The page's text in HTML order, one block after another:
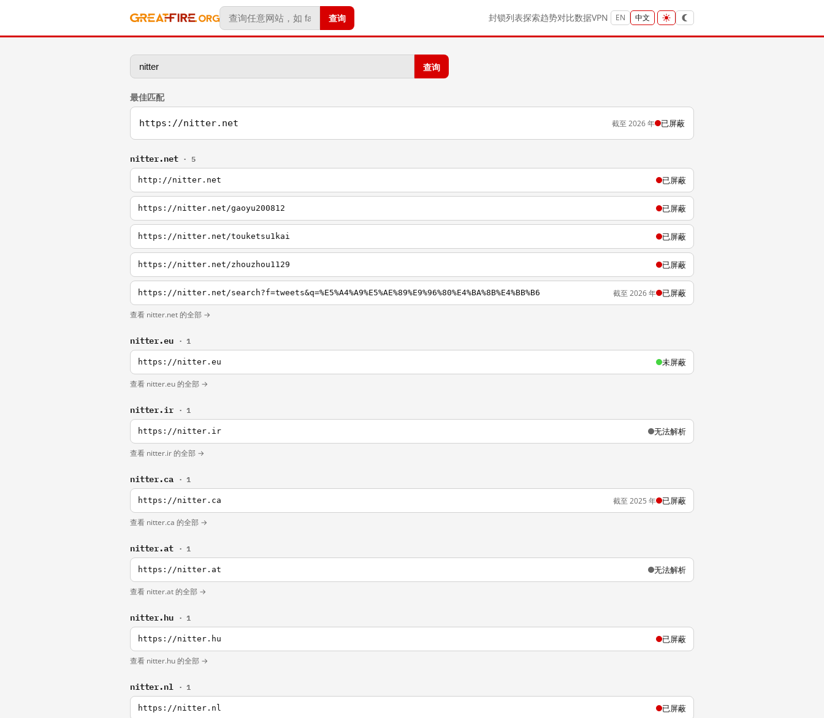
查询 封锁列表探索趋势对比数据VPN EN 中文
查询
最佳匹配
https://nitter.net 截至 2026 年 已屏蔽
nitter.net · 5
http://nitter.net 已屏蔽
https://nitter.net/gaoyu200812 已屏蔽
https://nitter.net/touketsu1kai 已屏蔽
https://nitter.net/zhouzhou1129 已屏蔽
https://nitter.net/search?f=tweets&q=%E5%A4%A9%E5%AE%89%E9%96%80%E4%BA%8B%E4%BB%B6 截至 2026 年 已屏蔽
查看 nitter.net 的全部 →
nitter.eu · 1
https://nitter.eu 未屏蔽
查看 nitter.eu 的全部 →
nitter.ir · 1
https://nitter.ir 无法解析
查看 nitter.ir 的全部 →
nitter.ca · 1
https://nitter.ca 截至 2025 年 已屏蔽
查看 nitter.ca 的全部 →
nitter.at · 1
https://nitter.at 无法解析
查看 nitter.at 的全部 →
nitter.hu · 1
https://nitter.hu 已屏蔽
查看 nitter.hu 的全部 →
nitter.nl · 1
https://nitter.nl 已屏蔽